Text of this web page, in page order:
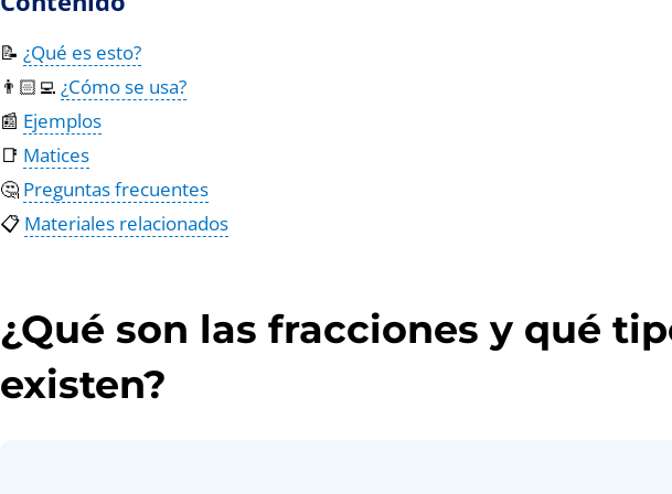
📝 ¿Qué es esto?
👨🏻‍💻 ¿Cómo se usa?
📰 Ejemplos
📑 Matices
🤔 Preguntas frecuentes
📋 Materiales relacionados
¿Qué son las fracciones y qué
existen?